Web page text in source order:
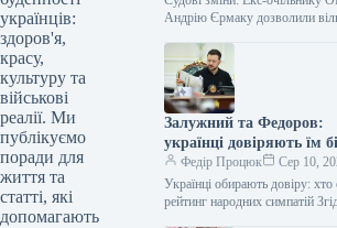
українців:
здоров'я,
красу,
культуру та
військові
реалії. Ми
публікуємо
поради для
життя та
статті, які
допомагають
командування
Андрію Єрмаку дозволили
антикорупційний суд (ВАКС)
скоригував запобіжний захід для
колишнього керівника…
Залужний та Федоров:
українці довіряють їм
ніж Зеленському
Федір Процюк
Сер 10,
Українці обирають довіру:
рейтинг народних симпатій